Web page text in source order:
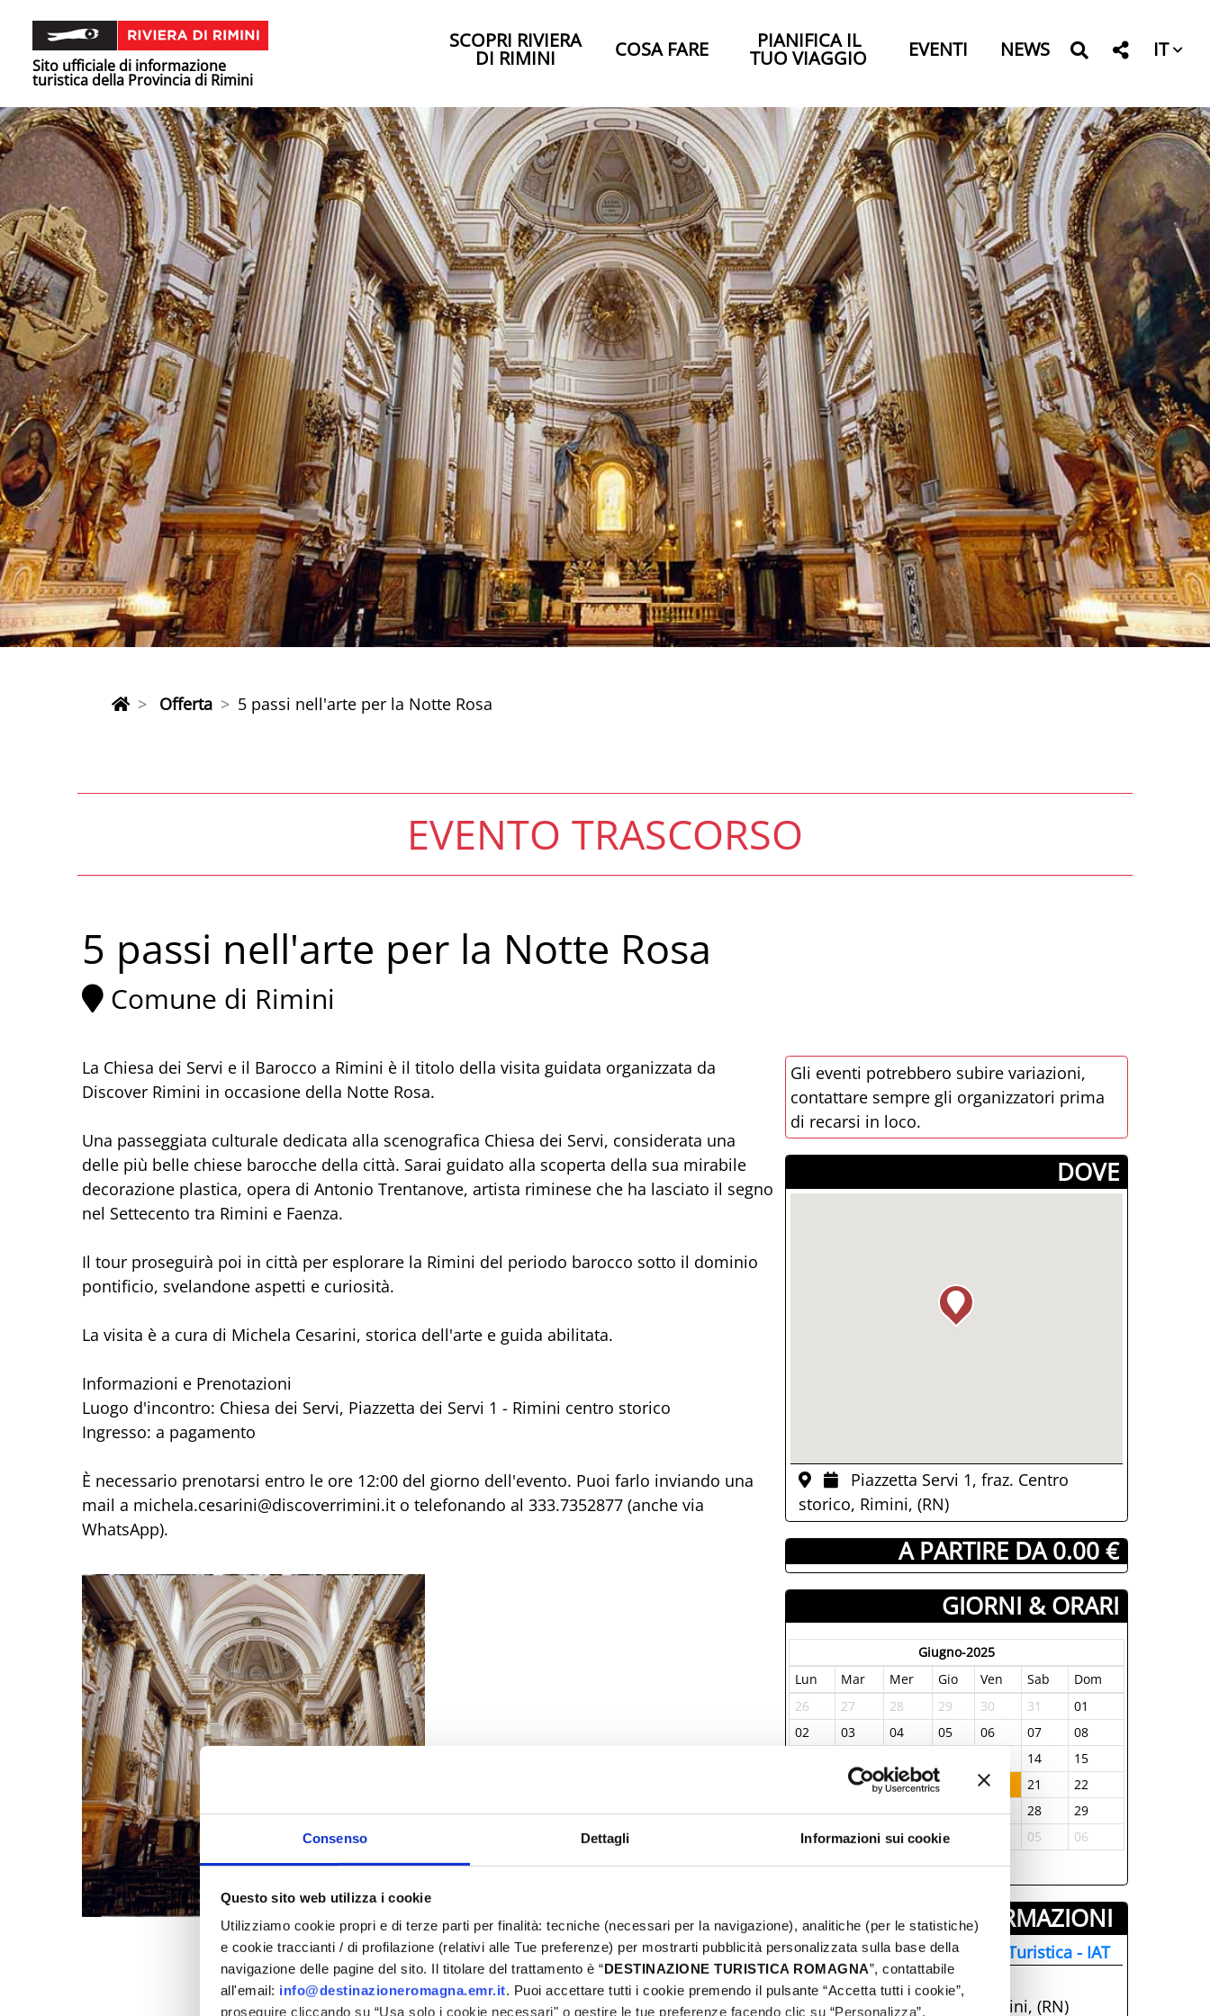
Consenso Dettagli Informazioni sui cookie
Questo sito web utilizza i cookie
Utilizziamo cookie propri e di terze parti per finalità: tecniche (necessari per la navigazione), analitiche (per le statistiche)
e cookie traccianti / di profilazione (relativi alle Tue preferenze) per mostrarti pubblicità personalizzata sulla base della
navigazione delle pagine del sito. Il titolare del trattamento è “DESTINAZIONE TURISTICA ROMAGNA”, contattabile
all'email: info@destinazioneromagna.emr.it. Puoi accettare tutti i cookie premendo il pulsante “Accetta tutti i cookie”,
proseguire cliccando su “Usa solo i cookie necessari" o gestire le tue preferenze facendo clic su “Personalizza”.
Sito ufficiale di informazione
turistica della Provincia di Rimini
SCOPRI RIVIERA
DI RIMINI COSA FARE PIANIFICA IL
TUO VIAGGIO EVENTI NEWS IT
Offerta 5 passi nell'arte per la Notte Rosa
EVENTO TRASCORSO
5 passi nell'arte per la Notte Rosa
Comune di Rimini
La Chiesa dei Servi e il Barocco a Rimini è il titolo della visita guidata organizzata da
Discover Rimini in occasione della Notte Rosa.
Una passeggiata culturale dedicata alla scenografica Chiesa dei Servi, considerata una
delle più belle chiese barocche della città. Sarai guidato alla scoperta della sua mirabile
decorazione plastica, opera di Antonio Trentanove, artista riminese che ha lasciato il segno
nel Settecento tra Rimini e Faenza.
Il tour proseguirà poi in città per esplorare la Rimini del periodo barocco sotto il dominio
pontificio, svelandone aspetti e curiosità.
La visita è a cura di Michela Cesarini, storica dell'arte e guida abilitata.
Informazioni e Prenotazioni
Luogo d'incontro: Chiesa dei Servi, Piazzetta dei Servi 1 - Rimini centro storico
Ingresso: a pagamento
È necessario prenotarsi entro le ore 12:00 del giorno dell'evento. Puoi farlo inviando una
mail a michela.cesarini@discoverrimini.it o telefonando al 333.7352877 (anche via
WhatsApp).
Gli eventi potrebbero subire variazioni,
contattare sempre gli organizzatori prima
di recarsi in loco.
­DOVE
Piazzetta Servi 1, fraz. Centro
storico, Rimini, (RN)
­ A PARTIRE DA 0.00 €
GIORNI & ORARI
Giugno-2025
Lun
Mar Mer Gio Ven Sab
Dom
26
27 28 29 30 31
01
02
03 04 05 06 07
08
14
15
17 18 19 20 21
22
23
24 25 26 27 28
29
30
01 02 03 05 06
INFORMAZIONI ­
Informazione e Accoglienza Turistica - IAT
+39 0541.51441
Parco Fellini, 47921, Rimini, (RN)